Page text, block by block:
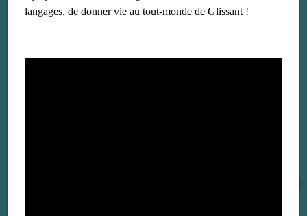
langages, de donner vie au tout-monde de Glissant !